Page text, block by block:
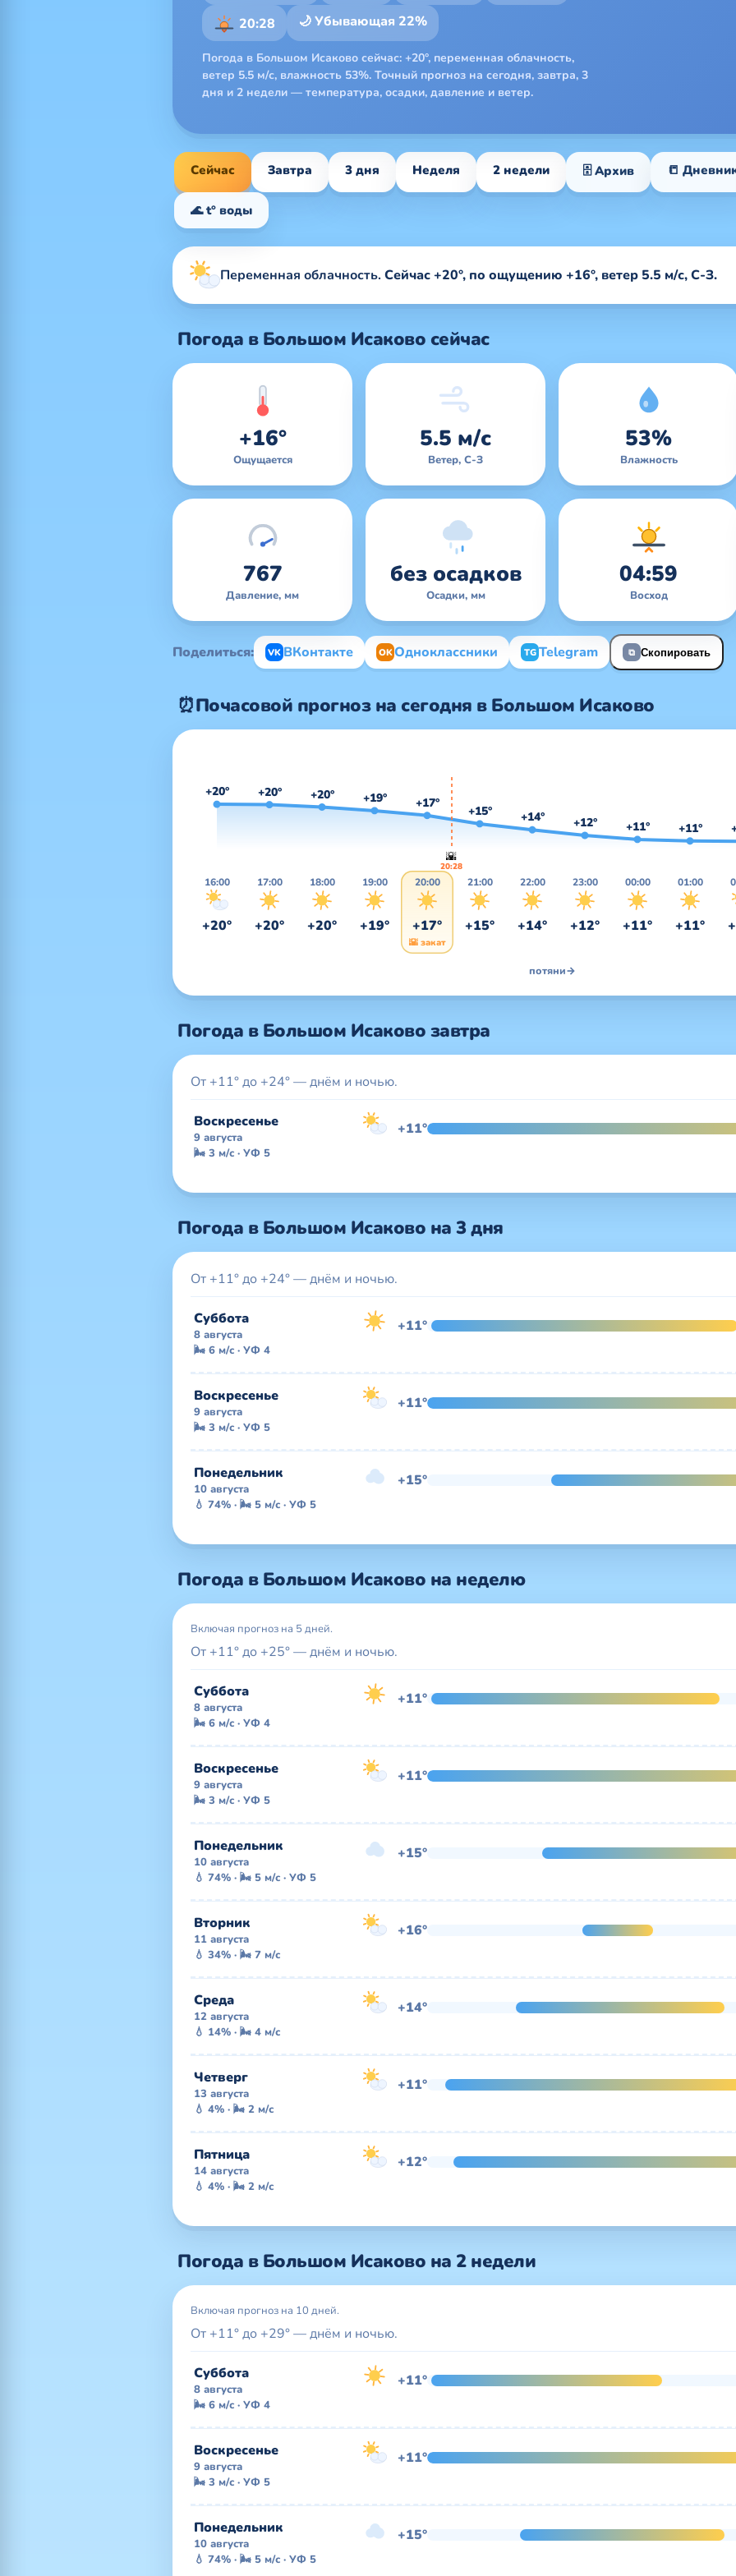
20:28 🌙 Убывающая 22%
Погода в Большом Исаково сейчас: +20°, переменная облачность,
ветер 5.5 м/с, влажность 53%. Точный прогноз на сегодня, завтра, 3
дня и 2 недели — температура, осадки, давление и ветер.
Сейчас Завтра 3 дня Неделя 2 недели 🗄 Архив 📒
🌊 t° воды
Переменная облачность. Сейчас +20°, по ощущению +16°, ветер 5.5 м/с, С-З.
Погода в Большом Исаково сейчас
+16°
Ощущается
5.5 м/с
Ветер, С-З
53%
Влажность
767
Давление, мм
без осадков
Осадки, мм
04:59
Восход
Поделиться: VK ВКонтакте OKОдноклассники TG Telegram ⧉ Скопировать
⏰Почасовой прогноз на сегодня в Большом Исаково
+20° +20° +20° +19° +17°
+15° +14° +12° +11° +11°
🌇
20:28
16:00
+20°
17:00
+20°
18:00
+20°
19:00
+19°
20:00
+17°
🌇 закат
21:00
+15°
22:00
+14°
23:00
+12°
00:00
+11°
01:00
+11°
потяни→
Погода в Большом Исаково завтра
От +11° до +24° — днём и ночью.
Воскресенье
9 августа +11°
🌬 3 м/с · УФ 5
Погода в Большом Исаково на 3 дня
От +11° до +24° — днём и ночью.
Суббота
8 августа +11°
🌬 6 м/с · УФ 4
Воскресенье
9 августа +11°
🌬 3 м/с · УФ 5
Понедельник
10 августа +15°
💧 74% · 🌬 5 м/с · УФ 5
Погода в Большом Исаково на неделю
Включая прогноз на 5 дней.
От +11° до +25° — днём и ночью.
Суббота
8 августа +11°
🌬 6 м/с · УФ 4
Воскресенье
9 августа +11°
🌬 3 м/с · УФ 5
Понедельник
10 августа +15°
💧 74% · 🌬 5 м/с · УФ 5
Вторник
11 августа +16°
💧 34% · 🌬 7 м/с
Среда
12 августа +14°
💧 14% · 🌬 4 м/с
Четверг
13 августа +11°
💧 4% · 🌬 2 м/с
Пятница
14 августа +12°
💧 4% · 🌬 2 м/с
Погода в Большом Исаково на 2 недели
Включая прогноз на 10 дней.
От +11° до +29° — днём и ночью.
Суббота
8 августа +11°
🌬 6 м/с · УФ 4
Воскресенье
9 августа +11°
🌬 3 м/с · УФ 5
Понедельник
10 августа +15°
💧 74% · 🌬 5 м/с · УФ 5